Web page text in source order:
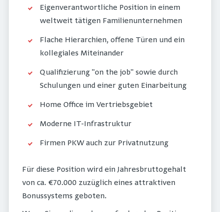
Eigenverantwortliche Position in einem
weltweit tätigen Familienunternehmen
Flache Hierarchien, offene Türen und ein
kollegiales Miteinander
Qualifizierung "on the job" sowie durch
Schulungen und einer guten Einarbeitung
Home Office im Vertriebsgebiet
Moderne IT-Infrastruktur
Firmen PKW auch zur Privatnutzung
Für diese Position wird ein Jahresbruttogehalt
von ca. €70.000 zuzüglich eines attraktiven
Bonussystems geboten.